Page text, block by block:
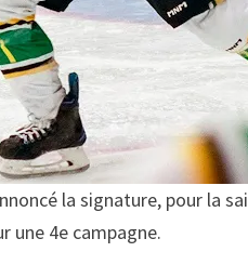
la signature, pour la
une 4e campagne.